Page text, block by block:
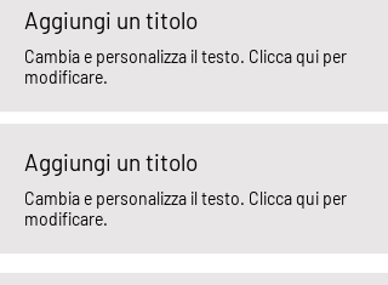
Aggiungi un titolo
Cambia e personalizza il testo. Clicca qui per
modificare.
Aggiungi un titolo
Cambia e personalizza il testo. Clicca qui per
modificare.